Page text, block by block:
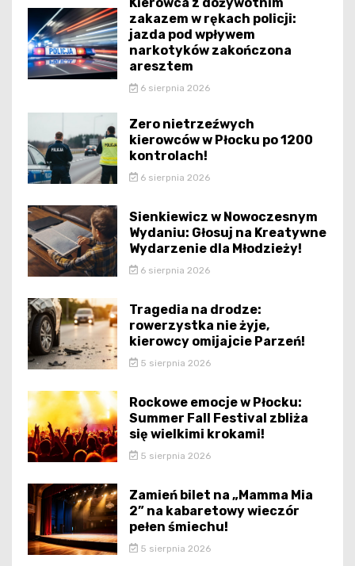
zakazem w rękach policji:
jazda pod wpływem
narkotyków zakończona
aresztem
6 sierpnia 2026
Zero nietrzeźwych
kierowców w Płocku po 1200
kontrolach!
6 sierpnia 2026
Sienkiewicz w Nowoczesnym
Wydaniu: Głosuj na Kreatywne
Wydarzenie dla Młodzieży!
6 sierpnia 2026
Tragedia na drodze:
rowerzystka nie żyje,
kierowcy omijajcie Parzeń!
5 sierpnia 2026
Rockowe emocje w Płocku:
Summer Fall Festival zbliża
się wielkimi krokami!
5 sierpnia 2026
Zamień bilet na „Mamma Mia
2” na kabaretowy wieczór
pełen śmiechu!
5 sierpnia 2026